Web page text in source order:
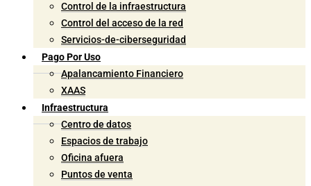
Control de la infraestructura
Control del acceso de la red
Servicios-de-ciberseguridad
Pago Por Uso
Apalancamiento Financiero
XAAS
Infraestructura
Centro de datos
Espacios de trabajo
Oficina afuera
Puntos de venta